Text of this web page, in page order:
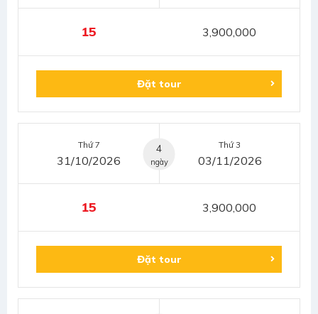
15 3,900,000
Đặt tour
4
ngày
Thứ 7
31/10/2026
Thứ 3
03/11/2026
15 3,900,000
Đặt tour